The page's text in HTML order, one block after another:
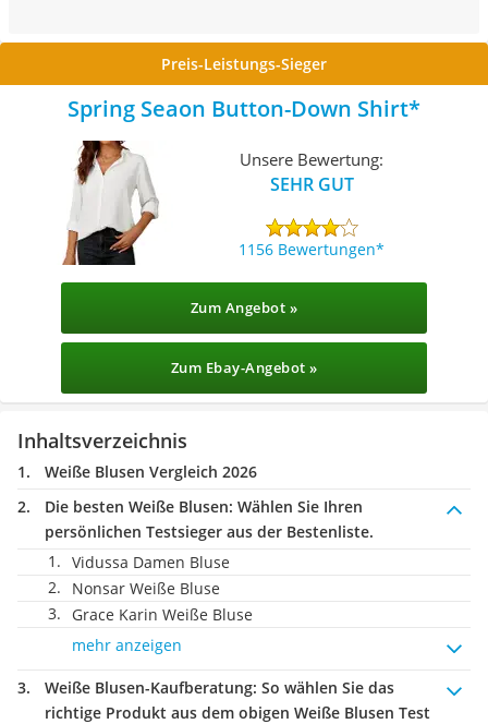
Preis-Leistungs-Sieger
Spring Seaon Button-Down Shirt
Unsere Bewertung:
SEHR GUT
1156 Bewertungen
Zum Angebot »
Zum Ebay-Angebot »
Inhaltsverzeichnis
Weiße Blusen Vergleich 2026
Die besten Weiße Blusen: Wählen Sie Ihren
persönlichen Testsieger aus der Bestenliste.
Vidussa Damen Bluse
Nonsar Weiße Bluse
Grace Karin Weiße Bluse
mehr anzeigen
Weiße Blusen-Kaufberatung: So wählen Sie das
richtige Produkt aus dem obigen Weiße Blusen Test